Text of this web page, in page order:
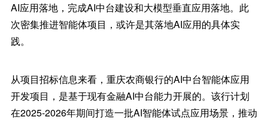
AI应用落地，完成AI中台建设和大模型垂直应用落地。此
次密集推进智能体项目，或许是其落地AI应用的具体实
践。
从项目招标信息来看，重庆农商银行的AI中台智能体应用
开发项目，是基于现有金融AI中台能力开展的。该行计划
在2025-2026年期间打造一批AI智能体试点应用场景，推动